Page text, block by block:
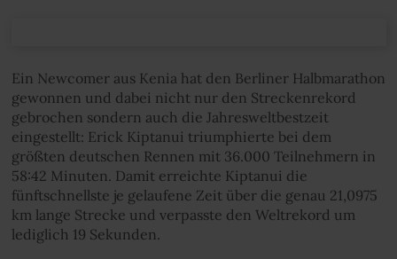
Ein Newcomer aus Kenia hat den Berliner Halbmarathon
gewonnen und dabei nicht nur den Streckenrekord
gebrochen sondern auch die Jahresweltbestzeit
eingestellt: Erick Kiptanui triumphierte bei dem
größten deutschen Rennen mit 36.000 Teilnehmern in
58:42 Minuten. Damit erreichte Kiptanui die
fünftschnellste je gelaufene Zeit über die genau 21,0975
km lange Strecke und verpasste den Weltrekord um
lediglich 19 Sekunden.